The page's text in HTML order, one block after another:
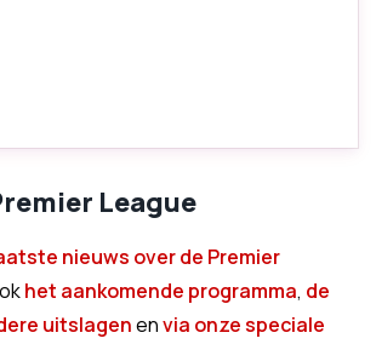
League
nieuws over de Premier
het aankomende programma, de
uitslagenenvia onze speciale